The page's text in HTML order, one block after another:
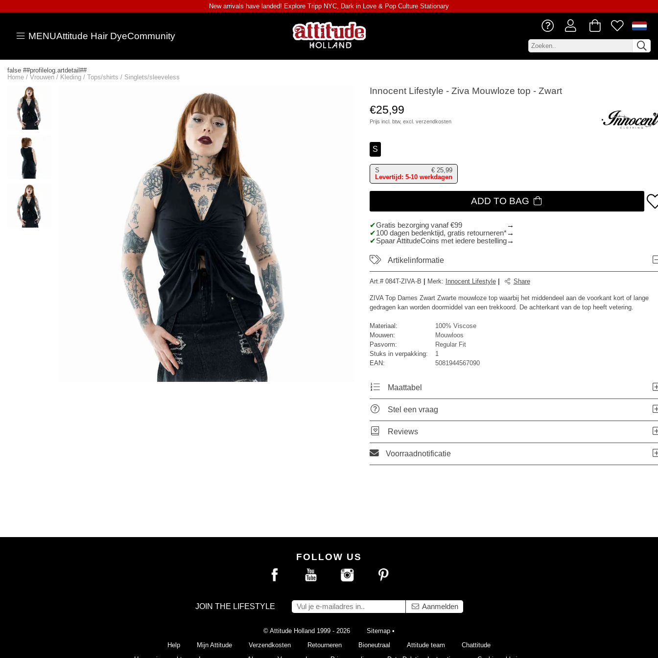
New arrivals have landed! Explore Tripp NYC, Dark in Love & Pop Culture Stationary
MENUAttitude Hair DyeCommunity
false ##profilelog.artdetail##
Home / Vrouwen / Kleding / Tops/shirts / Singlets/sleeveless
Innocent Lifestyle - Ziva Mouwloze top - Zwart
€25,99
Prijs incl. btw, excl. verzendkosten
S
S € 25,99
Levertijd: 5-10 werkdagen
ADD TO BAG
Gratis bezorging vanaf €99
100 dagen bedenktijd, gratis retourneren*
Spaar AttitudeCoins met iedere bestelling
Artikelinformatie
Art.# 084T-ZIVA-B Merk: Innocent Lifestyle Share
ZIVA Top Dames Zwart Zwarte mouwloze top waarbij het middendeel aan de voorkant kort of lange
gedragen kan worden doormiddel van een trekkoord. De achterkant van de top heeft vetering.
Materiaal:
100% Viscose
Mouwen:
Mouwloos
Pasvorm:
Regular Fit
Stuks in verpakking:
1
EAN:
5081944567090
Maattabel
Stel een vraag
Reviews
Voorraadnotificatie
FOLLOW US
JOIN THE LIFESTYLE Aanmelden
© Attitude Holland 1999 - 2026 Sitemap •
Help
Mijn Attitude Verzendkosten Retourneren Bioneutraal Attitude team
Chattitude